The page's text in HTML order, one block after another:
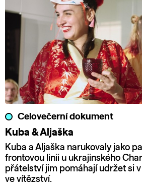
Celovečerní dokument
Kuba & Aljaška
Kuba a Aljaška narukovaly jako
frontovou linii u ukrajinského
přátelství jim pomáhají udržet si
ve vítězství.